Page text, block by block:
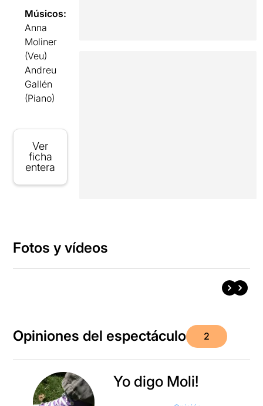
Músicos:
Anna
Moliner
(Veu)
Andreu
Gallén
(Piano)
Ver
ficha
entera
Fotos y vídeos
Opiniones del espectáculo 2
Yo digo Moli!